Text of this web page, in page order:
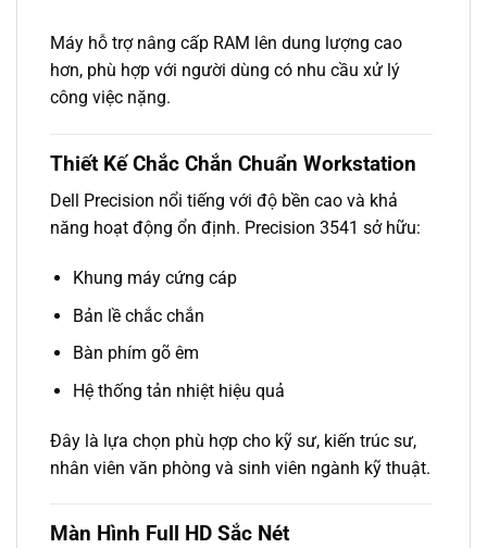
Máy hỗ trợ nâng cấp RAM lên dung lượng cao
hơn, phù hợp với người dùng có nhu cầu xử lý
công việc nặng.
Thiết Kế Chắc Chắn Chuẩn Workstation
Dell Precision nổi tiếng với độ bền cao và khả
năng hoạt động ổn định. Precision 3541 sở hữu:
Khung máy cứng cáp
Bản lề chắc chắn
Bàn phím gõ êm
Hệ thống tản nhiệt hiệu quả
Đây là lựa chọn phù hợp cho kỹ sư, kiến trúc sư,
nhân viên văn phòng và sinh viên ngành kỹ thuật.
Màn Hình Full HD Sắc Nét